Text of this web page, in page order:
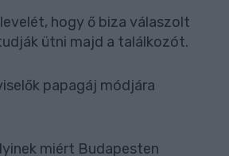
hogy ő biza válaszolt
ütni majd a találkozót.
papagáj módjára
miért Budapesten